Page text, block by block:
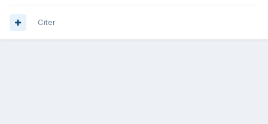
Citer